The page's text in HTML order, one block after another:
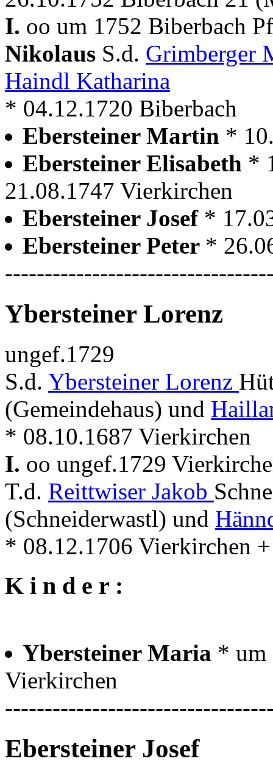
I. oo um 1752 Biberbach
Nikolaus S.d. Grimberger
Haindl Katharina
* 04.12.1720 Biberbach
Ebersteiner Martin *
Ebersteiner Elisabeth *
21.08.1747 Vierkirchen
Ebersteiner Josef *
Ebersteiner Peter *
Ybersteiner Lorenz
ungef.1729
S.d. Ybersteiner Lorenz
(Gemeindehaus) und
* 08.10.1687 Vierkirchen
I. oo ungef.1729
T.d. Reittwiser Jakob
(Schneiderwastl) und
* 08.12.1706 Vierkirchen
K i n d e r :
Ybersteiner Maria * um
Vierkirchen
Ebersteiner Josef